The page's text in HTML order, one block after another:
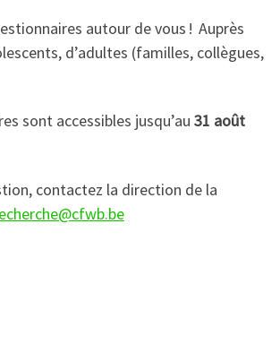
autour de vous ! Auprès
d’adultes (familles, collègues,
sont accessibles jusqu’au 31 août
contactez la direction de la